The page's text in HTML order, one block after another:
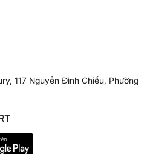
117 Nguyễn Đình Chiểu, Phường